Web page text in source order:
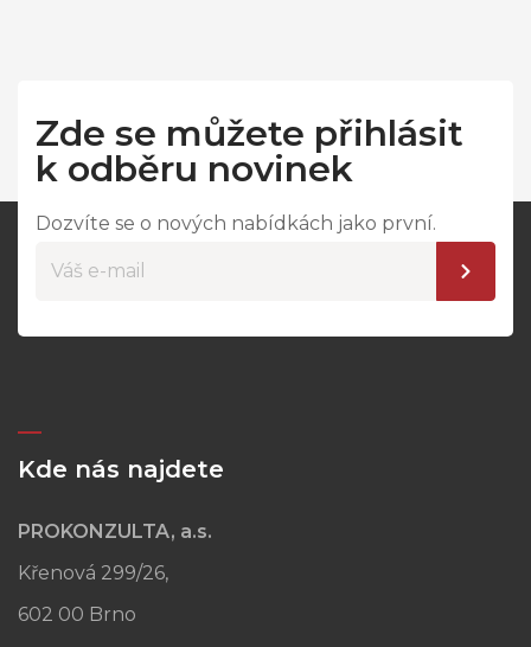
Zde se můžete přihlásit
k odběru novinek
Dozvíte se o nových nabídkách jako první.
Kde nás najdete
PROKONZULTA, a.s.
Křenová 299/26,
602 00 Brno